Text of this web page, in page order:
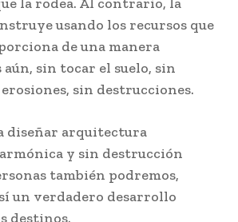
usando los recursos que
de una manera
sin tocar el suelo, sin
sin destrucciones.
diseñar arquitectura
y sin destrucción
también podremos,
un verdadero desarrollo
destinos.